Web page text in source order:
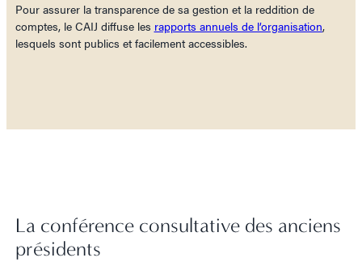
Pour assurer la transparence de sa gestion et la reddition de
comptes, le CAIJ diffuse les rapports annuels de l’organisation,
lesquels sont publics et facilement accessibles.
La conférence consultative des anciens
présidents